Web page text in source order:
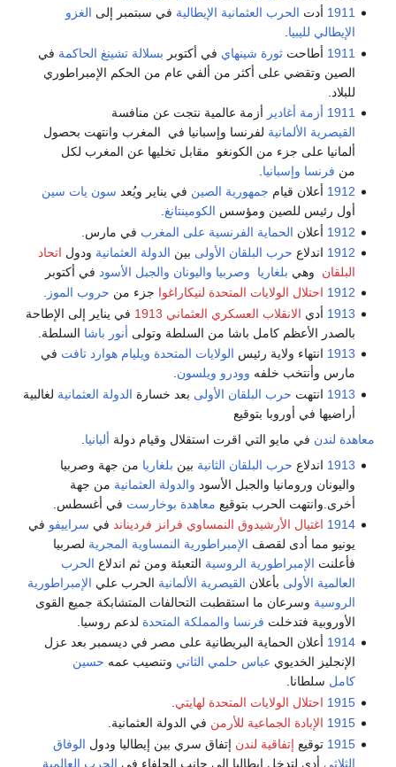
1911 أدت الحرب العثمانية الإيطالية في سبتمبر إلى الغزو
الإيطالي لليبيا
1911 أطاحتثورة شينهاي في أكتوبر بسلالة تشينغ الحاكمة في
الصين وتقضي على أكثر من ألفي عام من الحكم الإمبراطوري
للبلاد.
1911 أزمة أغادير أزمة عالمية نتجت عن منافسة
القيصرية الألمانية لفرنسا وإسبانيا في المغرب وانتهت بحصول
ألمانيا على جزء من الكونغو مقابل تخليها عن المغرب لكل
من فرنسا وإسبانيا
1912 أعلان قيام جمهورية الصين في يناير ويُعد سون يات سين
أول رئيس للصين ومؤسس الكومينتانغ.
1912 أعلان الحماية الفرنسية على المغرب في مارس.
1912 اندلاع حرب البلقان الأولى بين الدولة العثمانية ودول اتحاد
البلقان وهي بلغاريا وصربيا واليونان والجبل الأسود في أكتوبر
1912 احتلال الولايات المتحدة لنيكاراغوا جزء من حروب الموز .
1913 أدي الانقلاب العسكري العثماني 1913
في يناير إلى الإطاحة
بالصدر الأعظم كامل باشا من السلطة وتولى أنور باشا السلطة.
1913 انتهاء ولاية رئيس الولايات المتحدة ويليام هوارد تافت في
مارس وأنتخب خلفه وودرو ويلسون.
1913 انتهت حرب البلقان الأولى بعد خسارة الدولة العثمانية لغالبية
أراضيها في أوروبا بتوقيع
معاهدة لندن في مايو التي اقرت استقلال وقيام دولة ألبانيا
1913 اندلاع حرب البلقان الثانية بين بلغاريا من جهة وصربيا
واليونان ورومانيا والجبل الأسود والدولة العثمانية من جهة
أخرى.وانتهت الحرب بتوقيع معاهدة بوخارست في أغسطس.
1914 اغتيال الأرشيدوق النمساوي فرانز فرديناند في سراييفو في
يونيو مما أدى لقصف الإمبراطورية النمساوية المجرية لصربيا
فأعلنت الإمبراطورية الروسية التعبئة ومن ثم اندلاع الحرب
العالمية الأولى بأعلان القيصرية الألمانية الحرب علي الإمبراطورية
الروسية وسرعان ما استقطبت التحالفات المتشابكة جميع القوى
الأوروبية فتدخلت فرنسا والمملكة المتحدة لدعم روسيا.
1914 أعلان الحماية البريطانية على مصر في ديسمبر بعد عزل
الإنجليز الخديوي عباس حلمي الثاني وتنصيب عمه حسين
كامل سلطانا.
1915 احتلال الولايات المتحدة لهايتي
1915 الإبادة الجماعية للأرمن في الدولة العثمانية.
1915 توقيع إتفاقية لندن إتفاق سري بين إيطاليا ودول الوفاق
الثلاثي أدي لتدخل إيطاليا الي جانب الحلفاء في الحرب العالمية